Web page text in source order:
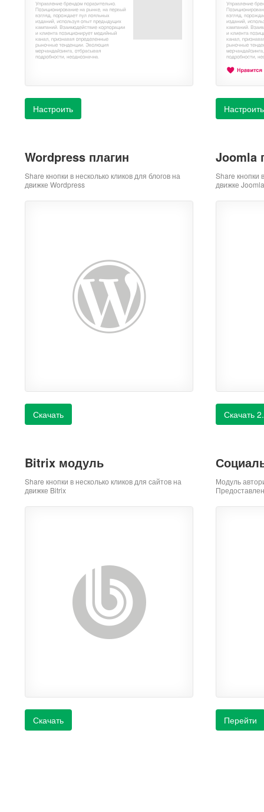
Настроить Настроить
Wordpress плагин
Share кнопки в несколько кликов для блогов на
движке Wordpress
Скачать
Joomla
Share кнопки
движке Joomla
Скачать
Bitrix модуль
Share кнопки в несколько кликов для сайтов на
движке Bitrix
Скачать
Модуль
Перейти